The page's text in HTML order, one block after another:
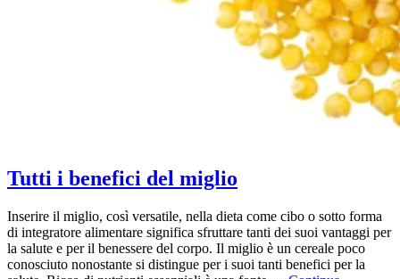
Tutti i benefici del miglio
Inserire il miglio, così versatile, nella dieta come cibo o sotto forma
di integratore alimentare significa sfruttare tanti dei suoi vantaggi per
la salute e per il benessere del corpo. Il miglio è un cereale poco
conosciuto nonostante si distingue per i suoi tanti benefici per la